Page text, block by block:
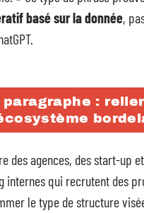
basé sur la donnée,
:
des agences, des start-up
internes qui recrutent des
le type de structure